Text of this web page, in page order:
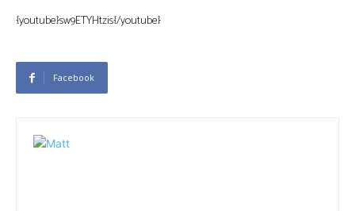
{youtube}sw9ETYHtzis{/youtube}
Facebook